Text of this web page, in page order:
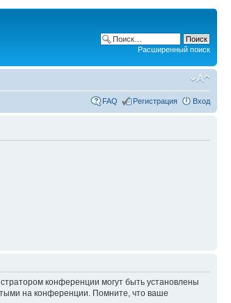
Расширенный поиск
FAQ Регистрация Вход
конференции могут быть установлены
на конференции. Помните, что ваше